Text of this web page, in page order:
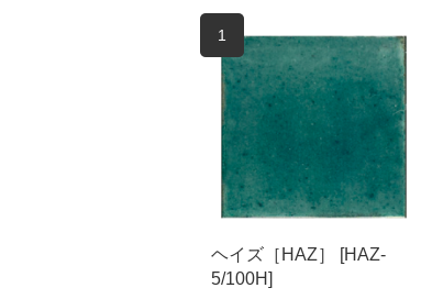
1
ヘイズ［HAZ］ [HAZ-
5/100H]